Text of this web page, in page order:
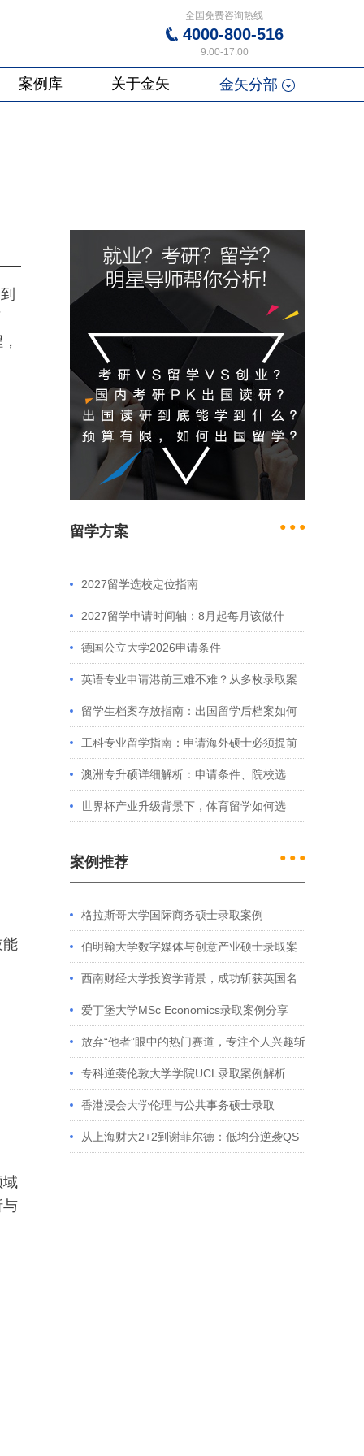
全国免费咨询热线
4000-800-516
9:00-17:00
案例库 关于金矢 金矢分部
能
域
与
留学方案 ● ● ●
2027留学选校定位指南
2027留学申请时间轴：8月起每月该做什
么？英、美、澳、港申请全攻略
德国公立大学2026申请条件
英语专业申请港前三难不难？从多枚录取案
例看港大、港中文申请要求
留学生档案存放指南：出国留学后档案如何
处理？留学服务中心常见问题解答
工科专业留学指南：申请海外硕士必须提前
准备的4件事
澳洲专升硕详细解析：申请条件、院校选
择、学制费用全介绍
世界杯产业升级背景下，体育留学如何选
案例推荐 ● ● ●
格拉斯哥大学国际商务硕士录取案例
伯明翰大学数字媒体与创意产业硕士录取案
例 西南财经大学投资学背景，成功斩获英国名
校多份Offer
爱丁堡大学MSc Economics录取案例分享
放弃“他者”眼中的热门赛道，专注个人兴趣斩
获藤校offer｜成功跨专业申请经验分享
专科逆袭伦敦大学学院UCL录取案例解析
香港浸会大学伦理与公共事务硕士录取
从上海财大2+2到谢菲尔德：低均分逆袭QS